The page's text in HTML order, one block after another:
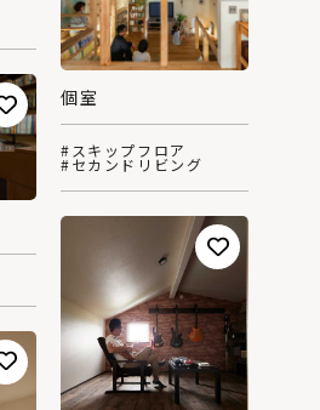
個室
#スキップフロア
#セカンドリビング